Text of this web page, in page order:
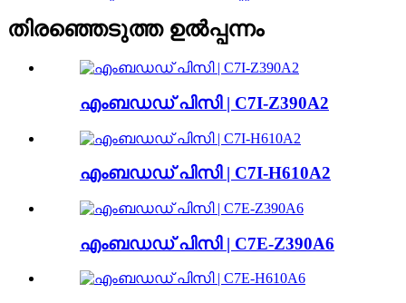
തിരഞ്ഞെടുത്ത ഉൽപ്പന്നം
എംബഡഡ് പിസി | C7I-Z390A2
എംബഡഡ് പിസി | C7I-H610A2
എംബഡഡ് പിസി | C7E-Z390A6